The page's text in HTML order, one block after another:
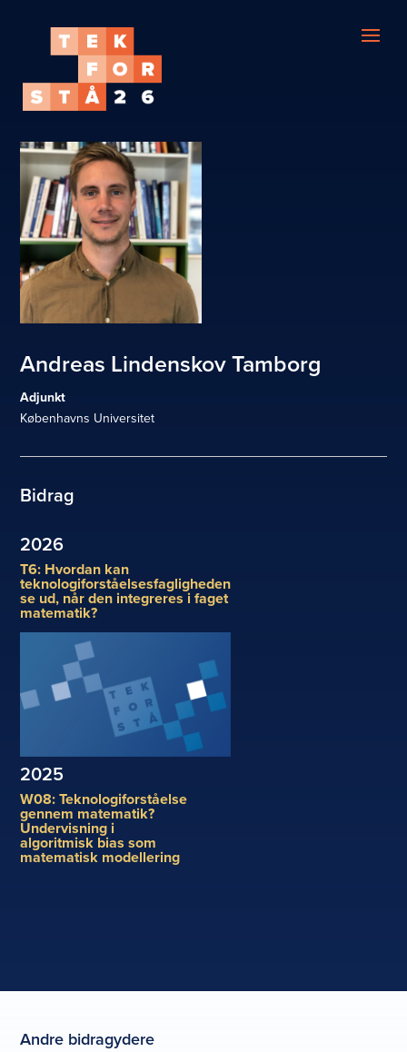
Andreas Lindenskov Tamborg
Adjunkt
Københavns Universitet
Bidrag
2026
T6: Hvordan kan
teknologiforståelsesfagligheden
se ud, når den integreres i faget
matematik?
2025
W08: Teknologiforståelse
gennem matematik?
Undervisning i
algoritmisk bias som
matematisk modellering
Andre bidragydere